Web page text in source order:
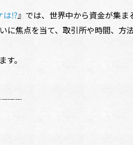
は⁉』では、世界中から資金が集ま
に焦点を当て、取引所や時間、方
。